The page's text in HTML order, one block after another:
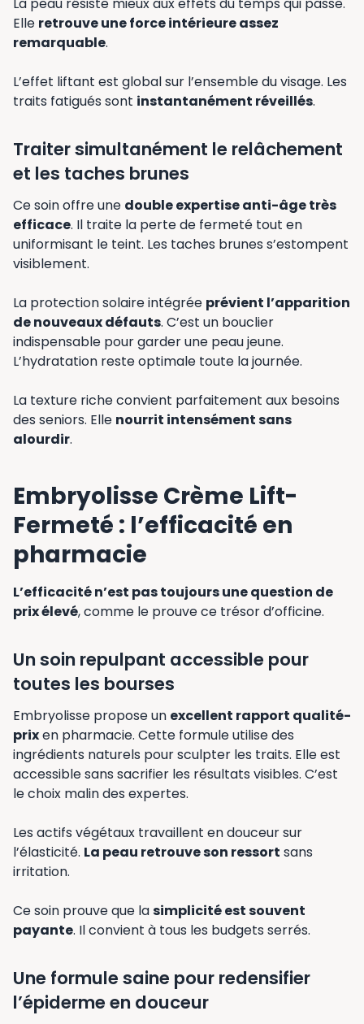
La peau résiste mieux aux effets du temps qui passe.
Elle retrouve une force intérieure assez
remarquable.
L’effet liftant est global sur l’ensemble du visage. Les
traits fatigués sont instantanément réveillés.
Traiter simultanément le relâchement
et les taches brunes
Ce soin offre une double expertise anti-âge très
efficace. Il traite la perte de fermeté tout en
uniformisant le teint. Les taches brunes s’estompent
visiblement.
La protection solaire intégrée prévient l’apparition
de nouveaux défauts. C’est un bouclier
indispensable pour garder une peau jeune.
L’hydratation reste optimale toute la journée.
La texture riche convient parfaitement aux besoins
des seniors. Elle nourrit intensément sans
alourdir.
Embryolisse Crème Lift-
Fermeté : l’efficacité en
pharmacie
L’efficacité n’est pas toujours une question de
prix élevé, comme le prouve ce trésor d’officine.
Un soin repulpant accessible pour
toutes les bourses
Embryolisse propose un excellent rapport qualité-
prixen pharmacie. Cette formule utilise des
ingrédients naturels pour sculpter les traits. Elle est
accessible sans sacrifier les résultats visibles. C’est
le choix malin des expertes.
Les actifs végétaux travaillent en douceur sur
l’élasticité. La peau retrouve son ressort sans
irritation.
Ce soin prouve que lasimplicité est souvent
payante. Il convient à tous les budgets serrés.
Une formule saine pour redensifier
l’épiderme en douceur